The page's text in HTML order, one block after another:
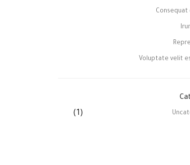
Consequat
Voluptate velit
(1)